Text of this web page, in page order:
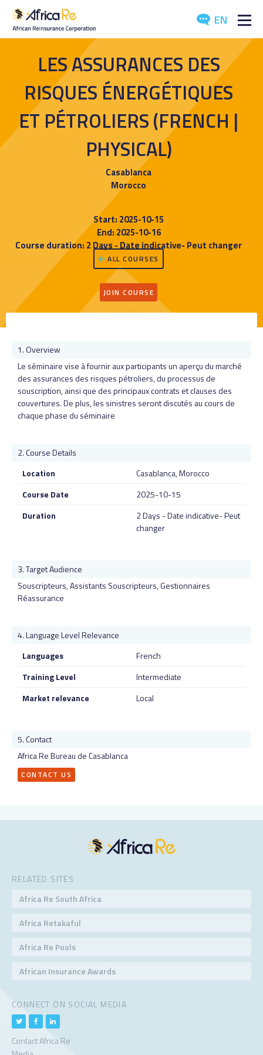
EN
REINSURANCE
INVESTORS
LES ASSURANCES DES
RISQUES ÉNERGÉTIQUES
ET PÉTROLIERS (FRENCH |
PHYSICAL)
Casablanca
Morocco
Start: 2025-10-15
End: 2025-10-16
Course duration: 2 Days - Date indicative- Peut changer
ALL COURSES
JOIN COURSE
Overview
Le séminaire vise à fournir aux participants un aperçu du marché
des assurances des risques pétroliers, du processus de
souscription, ainsi que des principaux contrats et clauses des
couvertures. De plus, les sinistres seront discutés au cours de
chaque phase du séminaire
Course Details
Location
Casablanca, Morocco
Course Date
2025-10-15
Duration
2 Days - Date indicative- Peut
changer
Target Audience
Souscripteurs, Assistants Souscripteurs, Gestionnaires
Réassurance
Language Level Relevance
Languages
French
Training Level
Intermediate
Market relevance
Local
Contact
Africa Re Bureau de Casablanca
CONTACT US
RELATED SITES
Africa Re South Africa
Africa Retakaful
Africa Re Pools
African Insurance Awards
CONNECT ON SOCIAL MEDIA
Contact Africa Re